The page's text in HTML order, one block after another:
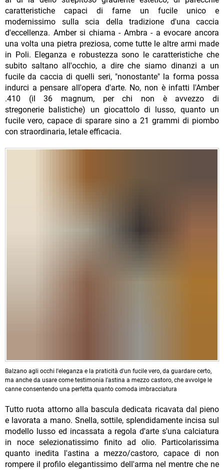
caratteristiche capaci di farne un fucile unico e
modernissimo sulla scia della tradizione d'una caccia
d'eccellenza. Amber si chiama - Ambra - a evocare ancora
una volta una pietra preziosa, come tutte le altre armi made
in Poli. Eleganza e robustezza sono le caratteristiche che
subito saltano all'occhio, a dire che siamo dinanzi a un
fucile da caccia di quelli seri, "nonostante" la forma possa
indurci a pensare all'opera d'arte. No, non è infatti l'Amber
.410 (il 36 magnum, per chi non è avvezzo di
stregonerie balistiche) un giocattolo di lusso, quanto un
fucile vero, capace di sparare sino a 21 grammi di piombo
con straordinaria, letale efficacia.
Balzano agli occhi l'eleganza e la praticità d'un fucile vero, da guardare certo,
ma anche da usare come testimonia l'astina a mezzo castoro, che avvolge le
canne consentendo una perfetta quanto comoda imbracciatura
Tutto ruota attorno alla bascula dedicata ricavata dal pieno
e lavorata a mano. Snella, sottile, splendidamente incisa sul
modello lusso ed incassata a regola d'arte s'una calciatura
in noce selezionatissimo finito ad olio. Particolarissima
quanto inedita l'astina a mezzo/castoro, capace di non
rompere il profilo elegantissimo dell'arma nel mentre che ne